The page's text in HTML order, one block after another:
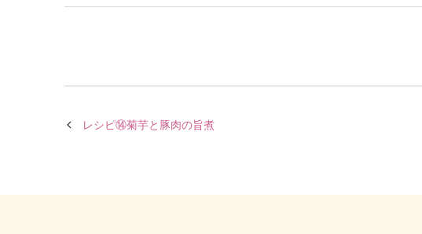
レシピ⑭菊芋と豚肉の旨煮